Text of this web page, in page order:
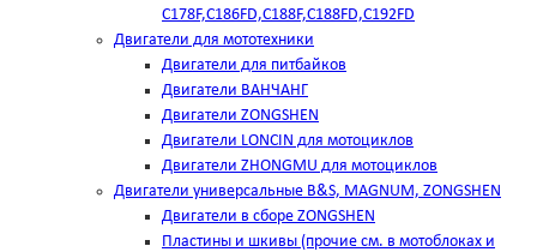
C178F,С186FD,C188F,C188FD,C192FD
Двигатели для мототехники
Двигатели для питбайков
Двигатели ВАНЧАНГ
Двигатели ZONGSHEN
Двигатели LONCIN для мотоциклов
Двигатели ZHONGMU для мотоциклов
Двигатели универсальные B&S, MAGNUM, ZONGSHEN
Двигатели в сборе ZONGSHEN
Пластины и шкивы (прочие см. в мотоблоках и